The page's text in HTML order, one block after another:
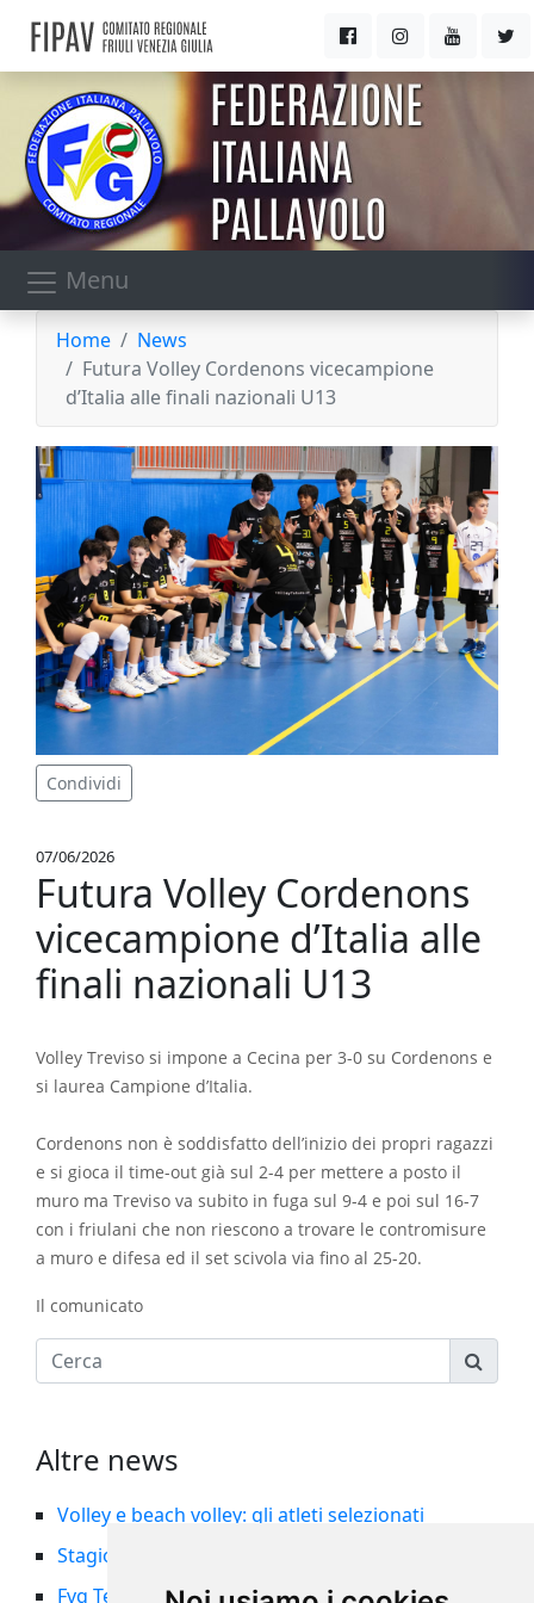
Menu
Home
News
Futura Volley Cordenons vicecampione
d’Italia alle finali nazionali U13
Condividi
07/06/2026
Futura Volley Cordenons
vicecampione d’Italia alle
finali nazionali U13
Volley Treviso si impone a Cecina per 3-0 su Cordenons e
si laurea Campione d’Italia.
Cordenons non è soddisfatto dell’inizio dei propri ragazzi
e si gioca il time-out già sul 2-4 per mettere a posto il
muro ma Treviso va subito in fuga sul 9-4 e poi sul 16-7
con i friulani che non riescono a trovare le contromisure
a muro e difesa ed il set scivola via fino al 25-20.
Il comunicato
Altre news
Volley e beach volley: gli atleti selezionati
Stagione 2026/27: indizione ed organici
Fvg Team femminile nella storia: il 5° posto al